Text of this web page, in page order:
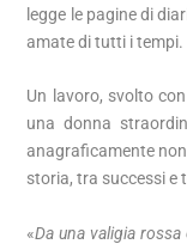
legge le pagine di
amate di tutti i tempi.
Un lavoro, svolto
una donna
anagraficamente
storia, tra successi e
«Da una valigia